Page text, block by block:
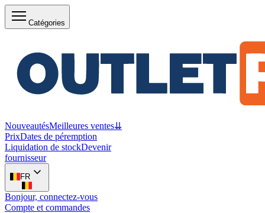
Catégories
NouveautésMeilleures ventes⇊
PrixDates de péremption
Liquidation de stockDevenir
fournisseur
FR
Bonjour, connectez-vous
Compte et commandes